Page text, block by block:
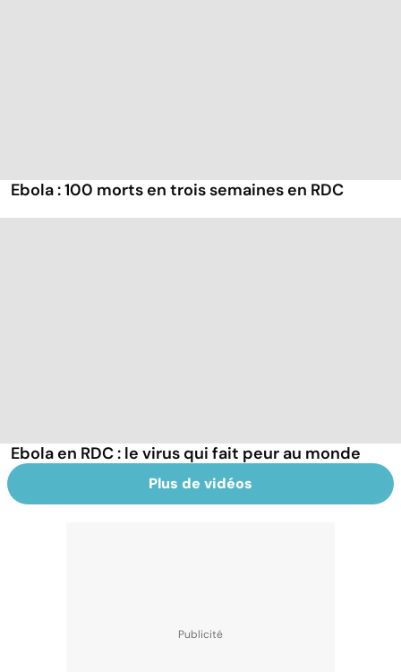
Ebola : 100 morts en trois semaines en RDC
Ebola en RDC : le virus qui fait peur au monde
Plus de vidéos